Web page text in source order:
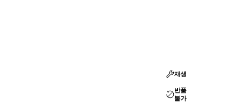
재생
반품
불가